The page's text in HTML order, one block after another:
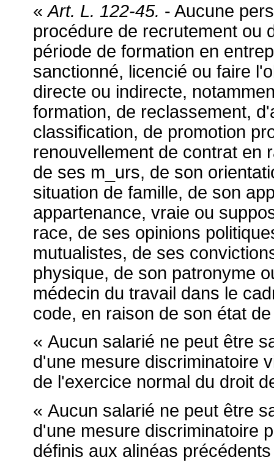
«Art. L. 122-45. - Aucune
procédure de recrutement ou
période de formation en
sanctionné, licencié ou faire
directe ou indirecte,
formation, de reclassement,
classification, de promotion
renouvellement de contrat en
de ses m_urs, de son
situation de famille, de son
appartenance, vraie ou
race, de ses opinions
mutualistes, de ses
physique, de son patronyme
médecin du travail dans le
code, en raison de son état
« Aucun salarié ne peut être
d'une mesure discriminatoire
de l'exercice normal du droit
« Aucun salarié ne peut être
d'une mesure discriminatoire
définis aux alinéas